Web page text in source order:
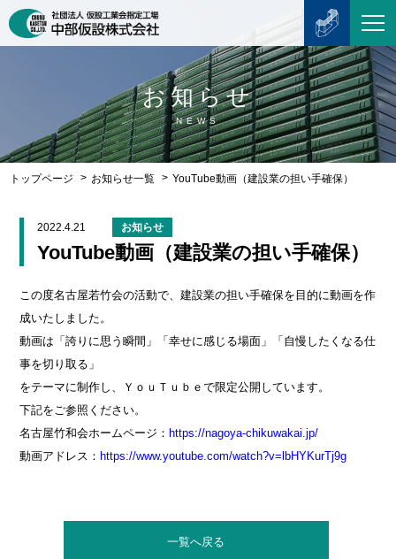
お知らせ
NEWS
トップページ お知らせ一覧 YouTube動画（建設業の担い手確保）
2022.4.21 お知らせ
YouTube動画（建設業の担い手確保）
この度名古屋若竹会の活動で、建設業の担い手確保を目的に動画を作
成いたしました。
動画は「誇りに思う瞬間」「幸せに感じる場面」「自慢したくなる仕
事を切り取る」
をテーマに制作し、ＹｏｕＴｕｂｅで限定公開しています。
下記をご参照ください。
名古屋竹和会ホームページ： https://nagoya-chikuwakai.jp/
動画アドレス： https://www.youtube.com/watch?v=lbHYKurTj9g
一覧へ戻る